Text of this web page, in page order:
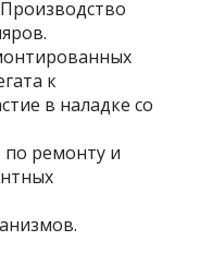
к
в наладке со
по ремонту и